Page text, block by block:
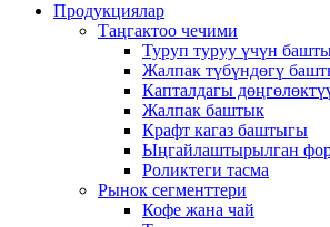
Продукциялар
Таңгактоо чечими
Туруп туруу үчүн
Жалпак түбүндөгү
Капталдагы
Жалпак баштык
Крафт кагаз баштыгы
Ыңгайлаштырылган
Роликтеги тасма
Рынок сегменттери
Кофе жана чай